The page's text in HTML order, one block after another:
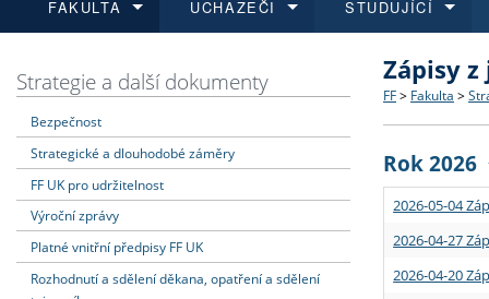
FAKULTA
Dozvědět se více
Struktura
Strategie
Podpora
UCHAZEČI
Podat přihlášku
Co
Učitelské
STUDUJÍCÍ
Dozvědět se více
Rigorózní
Dozvědět se více
O vědě a
Granty a
Dozvědět se více
Aktuální
Strategie a další dokumenty
Bezpečnost
Strategické a dlouhodobé záměry
FF UK pro udržitelnost
Výroční zprávy
Platné vnitřní předpisy FF UK
Rozhodnutí a sdělení děkana, opatření a sdělení
Zápisy
FF > Fakulta >
Rok 2026
2026-05-04
2026-04-27
2026-04-20